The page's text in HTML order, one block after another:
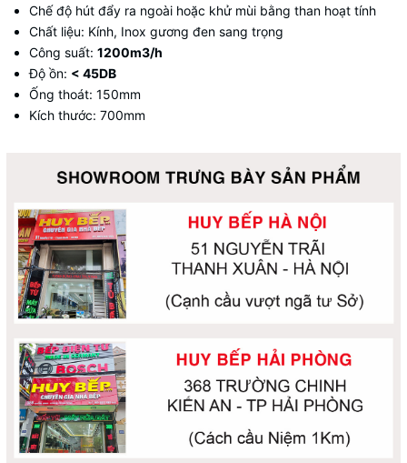
Chế độ hút đẩy ra ngoài hoặc khử mùi bằng than hoạt tính
Chất liệu: Kính, Inox gương đen sang trọng
Công suất: 1200m3/h
Độ ồn: < 45DB
Ống thoát: 150mm
Kích thước: 700mm